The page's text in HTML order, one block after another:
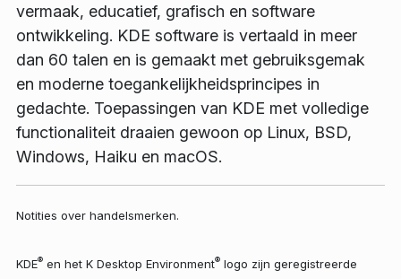
vermaak, educatief, grafisch en software
ontwikkeling. KDE software is vertaald in meer
dan 60 talen en is gemaakt met gebruiksgemak
en moderne toegankelijkheidsprincipes in
gedachte. Toepassingen van KDE met volledige
functionaliteit draaien gewoon op Linux, BSD,
Windows, Haiku en macOS.
Notities over handelsmerken.
KDE® en het K Desktop Environment® logo zijn geregistreerde